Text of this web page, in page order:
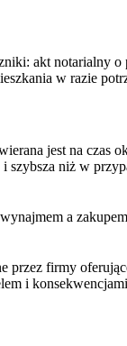
akt notarialny o
w razie
jest na czas
szybsza niż w
a
przez firmy
i